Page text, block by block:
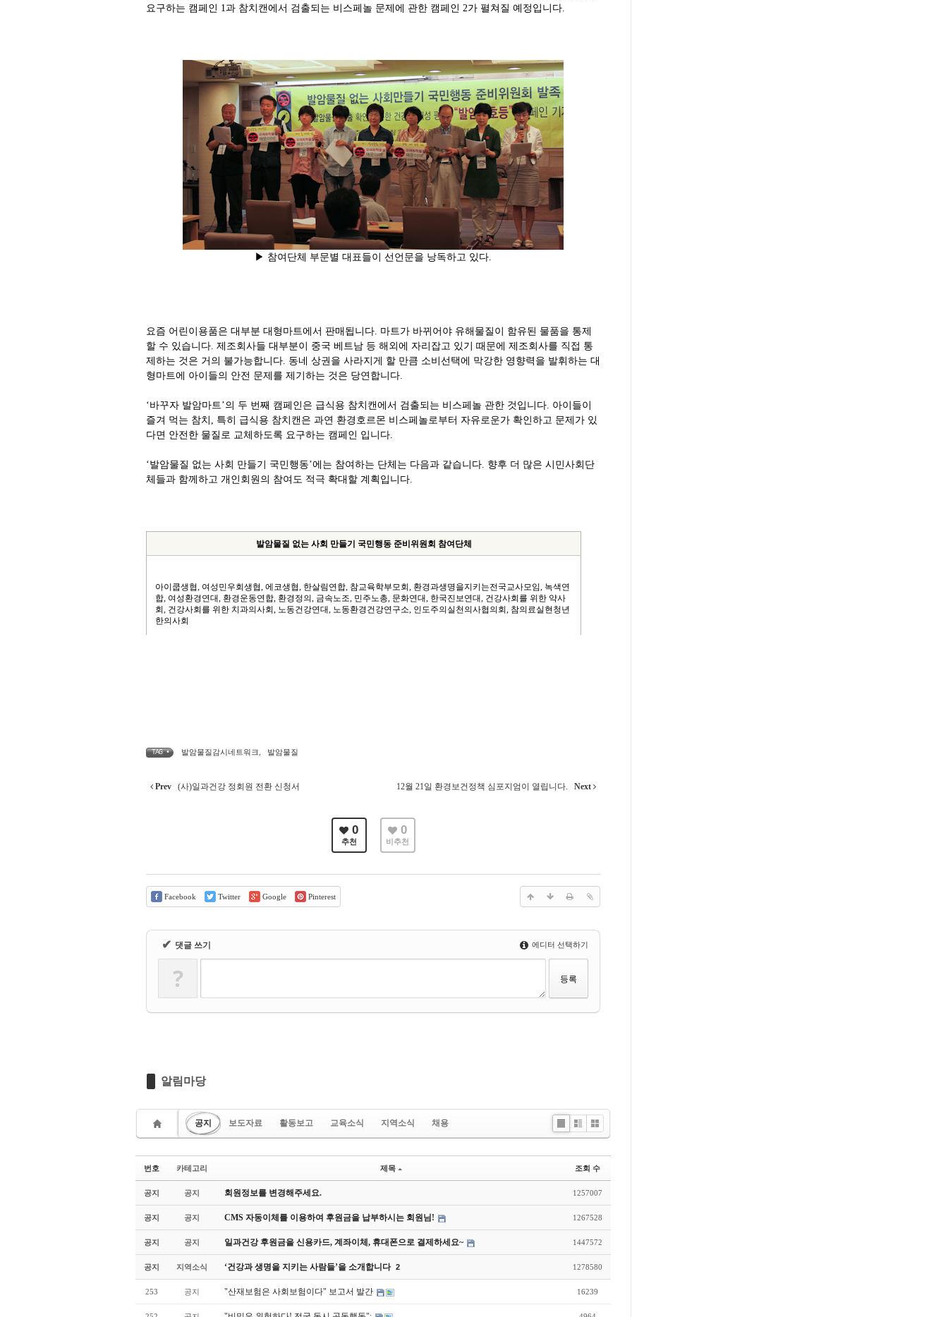
요구하는 캠페인 1과 참치캔에서 검출되는 비스페놀 문제에 관한 캠페인 2가 펼쳐질 예정입니다.
▶ 참여단체 부문별 대표들이 선언문을 낭독하고 있다.
요즘 어린이용품은 대부분 대형마트에서 판매됩니다. 마트가 바뀌어야 유해물질이 함유된 물품을 통제
할 수 있습니다. 제조회사들 대부분이 중국 베트남 등 해외에 자리잡고 있기 때문에 제조회사를 직접 통
제하는 것은 거의 불가능합니다. 동네 상권을 사라지게 할 만큼 소비선택에 막강한 영향력을 발휘하는 대
형마트에 아이들의 안전 문제를 제기하는 것은 당연합니다.
‘바꾸자 발암마트’의 두 번째 캠페인은 급식용 참치캔에서 검출되는 비스페놀 관한 것입니다. 아이들이
즐겨 먹는 참치, 특히 급식용 참치캔은 과연 환경호르몬 비스페놀로부터 자유로운가 확인하고 문제가 있
다면 안전한 물질로 교체하도록 요구하는 캠페인 입니다.
‘발암물질 없는 사회 만들기 국민행동’에는 참여하는 단체는 다음과 같습니다. 향후 더 많은 시민사회단
체들과 함께하고 개인회원의 참여도 적극 확대할 계획입니다.
발암물질 없는 사회 만들기 국민행동 준비위원회 참여단체
아이쿱생협, 여성민우회생협, 에코생협, 한살림연합, 참교육학부모회, 환경과생명을지키는전국교사모임, 녹색연
합, 여성환경연대, 환경운동연합, 환경정의, 금속노조, 민주노총, 문화연대, 한국진보연대, 건강사회를 위한 약사
회, 건강사회를 위한 치과의사회, 노동건강연대, 노동환경건강연구소, 인도주의실천의사협의회, 참의료실현청년
한의사회
TAG • 발암물질감시네트워크 발암물질
Prev (사)일과건강 정회원 전환 신청서 12월 21일 환경보건정책 심포지엄이 열립니다. Next
0
추천
0
비추천
Facebook Twitter Google Pinterest
✔ 댓글 쓰기 에디터 선택하기
?
알림마당
공지 보도자료 활동보고 교육소식 지역소식
채용
Li
Zi
e
G
le
ry
번호 카테고리 제목 조회 수
공지 공지 회원정보를 변경해주세요. 1257007
공지 공지 CMS 자동이체를 이용하여 후원금을 납부하시는 회원님! 1267528
공지 공지 일과건강 후원금을 신용카드, 계좌이체, 휴대폰으로 결제하세요~ 1447572
공지 지역소식 ‘건강과 생명을 지키는 사람들’을 소개합니다 2 1278580
253 공지 "산재보험은 사회보험이다" 보고서 발간 16239